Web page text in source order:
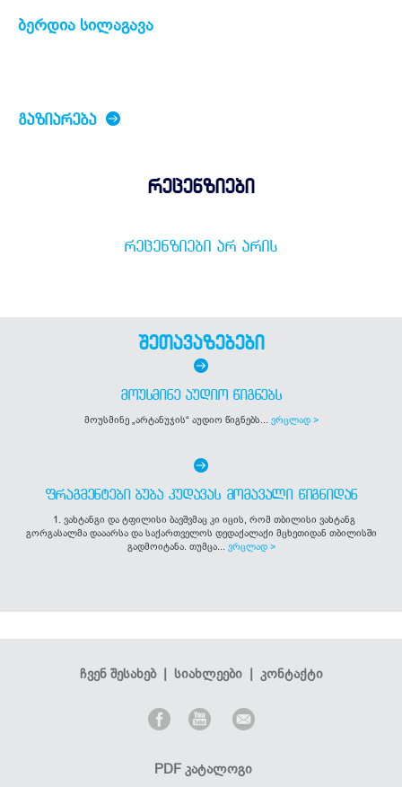
ბერდია სილაგავა
ᲒᲐᲖᲘᲐᲠᲔᲑᲐ
რეცენზიები
ᲠᲔᲪᲔᲜᲖᲘᲔᲑᲘ ᲐᲠ ᲐᲠᲘᲡ
შეთავაზებები
ᲛᲝᲣᲡᲛᲘᲜᲔ ᲐᲣᲓᲘᲝ ᲬᲘᲒᲜᲔᲑᲡ
მოუსმინე „არტანუჯის“ აუდიო წიგნებს... ვრცლად >
ᲤᲠᲐᲒᲛᲔᲜᲢᲔᲑᲘ ᲑᲣᲑᲐ ᲙᲣᲓᲐᲕᲐᲡ ᲛᲝᲛᲐᲕᲐᲚᲘ ᲬᲘᲒᲜᲘᲓᲐᲜ
1. ვახტანგი და ტფილისი ბავშვმაც კი იცის, რომ თბილისი ვახტანგ
გორგასალმა დააარსა და საქართველოს დედაქალაქი მცხეთიდან თბილისში
გადმოიტანა. თუმცა... ვრცლად >
ჩვენ შესახებ| სიახლეები| კონტაქტი
PDF კატალოგი